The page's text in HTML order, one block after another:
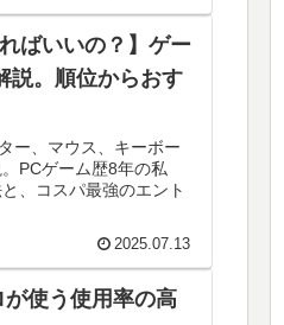
ばいいの？】ゲー
説。順位からおす
ー、マウス、キーボー
PCゲーム歴8年の私
、コスパ最強のエント
2025.07.13
が使う使用率の高